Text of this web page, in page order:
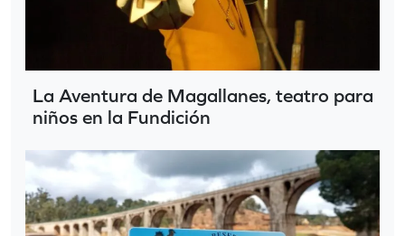
La Aventura de Magallanes, teatro para
niños en la Fundición